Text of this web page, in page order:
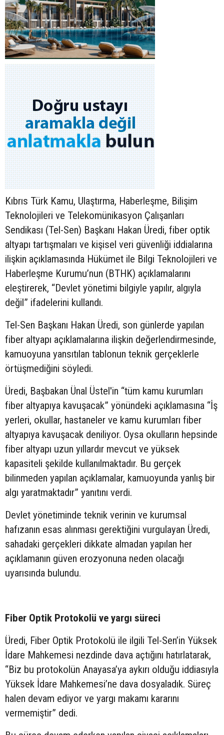
Kıbrıs Türk Kamu, Ulaştırma, Haberleşme, Bilişim
Teknolojileri ve Telekomünikasyon Çalışanları
Sendikası (Tel-Sen) Başkanı Hakan Üredi, fiber optik
altyapı tartışmaları ve kişisel veri güvenliği iddialarına
ilişkin açıklamasında Hükümet ile Bilgi Teknolojileri ve
Haberleşme Kurumu’nun (BTHK) açıklamalarını
eleştirerek, “Devlet yönetimi bilgiyle yapılır, algıyla
değil” ifadelerini kullandı.
Tel-Sen Başkanı Hakan Üredi, son günlerde yapılan
fiber altyapı açıklamalarına ilişkin değerlendirmesinde,
kamuoyuna yansıtılan tablonun teknik gerçeklerle
örtüşmediğini söyledi.
Üredi, Başbakan Ünal Üstel'in “tüm kamu kurumları
fiber altyapıya kavuşacak” yönündeki açıklamasına “İş
yerleri, okullar, hastaneler ve kamu kurumları fiber
altyapıya kavuşacak deniliyor. Oysa okulların hepsinde
fiber altyapı uzun yıllardır mevcut ve yüksek
kapasiteli şekilde kullanılmaktadır. Bu gerçek
bilinmeden yapılan açıklamalar, kamuoyunda yanlış bir
algı yaratmaktadır” yanıtını verdi.
Devlet yönetiminde teknik verinin ve kurumsal
hafızanın esas alınması gerektiğini vurgulayan Üredi,
sahadaki gerçekleri dikkate almadan yapılan her
açıklamanın güven erozyonuna neden olacağı
uyarısında bulundu.
Fiber Optik Protokolü ve yargı süreci
Üredi, Fiber Optik Protokolü ile ilgili Tel-Sen’in Yüksek
İdare Mahkemesi nezdinde dava açtığını hatırlatarak,
“Biz bu protokolün Anayasa’ya aykırı olduğu iddiasıyla
Yüksek İdare Mahkemesi’ne dava dosyaladık. Süreç
halen devam ediyor ve yargı makamı kararını
vermemiştir” dedi.